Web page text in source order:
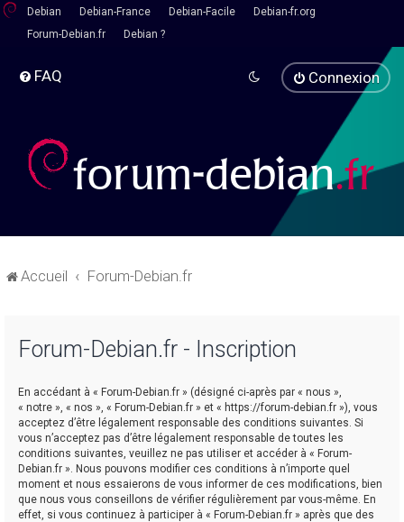
Debian Debian-France Debian-Facile
Debian-fr.org
Forum-Debian.fr
Debian ?
FAQ Connexion
Accueil Forum-Debian.fr
Forum-Debian.fr - Inscription
En accédant à « Forum-Debian.fr » (désigné ci-après par « nous »,
« notre », « nos », « Forum-Debian.fr » et « https://forum-debian.fr »), vous
acceptez d’être légalement responsable des conditions suivantes. Si
vous n’acceptez pas d’être légalement responsable de toutes les
conditions suivantes, veuillez ne pas utiliser et accéder à « Forum-
Debian.fr ». Nous pouvons modifier ces conditions à n’importe quel
moment et nous essaierons de vous informer de ces modifications, bien
que nous vous conseillons de vérifier régulièrement par vous-même. En
effet, si vous continuez à participer à « Forum-Debian.fr » après que des